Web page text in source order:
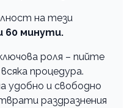
на тези
60 минути.
роля – пийте
процедура.
удобно и свободно
раздразнения